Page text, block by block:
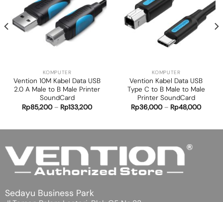
Add to
wishlist
KOMPUTER
Vention 10M Kabel Data USB
2.0 A Male to B Male Printer
SoundCard
Rp85,200– Rp133,200
Add to
wishlist
KOMPUTER
Vention Kabel Data USB
Type C to B Male to Male
Printer SoundCard
Rp36,000– Rp48,000
Sedayu Business Park